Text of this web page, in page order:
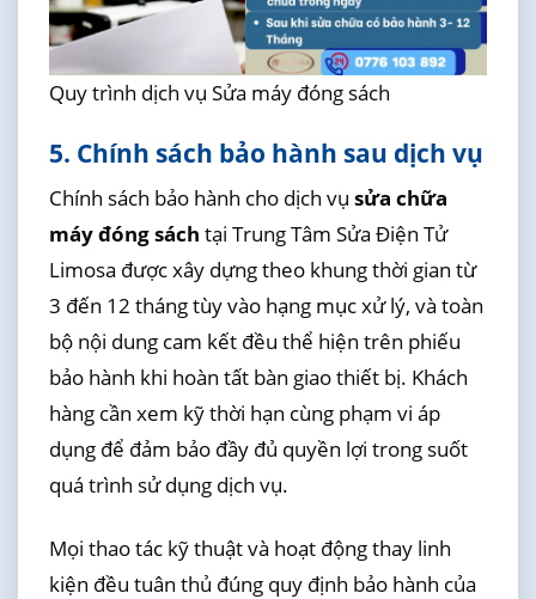
Quy trình dịch vụ Sửa máy đóng sách
5. Chính sách bảo hành sau dịch vụ
Chính sách bảo hành cho dịch vụ sửa chữa
máy đóng sách tại Trung Tâm Sửa Điện Tử
Limosa được xây dựng theo khung thời gian từ
3 đến 12 tháng tùy vào hạng mục xử lý, và toàn
bộ nội dung cam kết đều thể hiện trên phiếu
bảo hành khi hoàn tất bàn giao thiết bị. Khách
hàng cần xem kỹ thời hạn cùng phạm vi áp
dụng để đảm bảo đầy đủ quyền lợi trong suốt
quá trình sử dụng dịch vụ.
Mọi thao tác kỹ thuật và hoạt động thay linh
kiện đều tuân thủ đúng quy định bảo hành của